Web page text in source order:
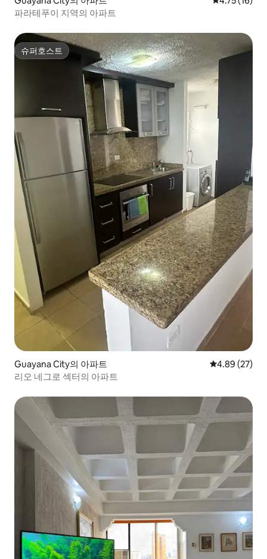
파라테푸이 지역의 아파트
슈퍼호스트
슈퍼호스트
Guayana City의 아파트 평점 4.89점(5
4.89 (27)
리오 네그로 섹터의 아파트